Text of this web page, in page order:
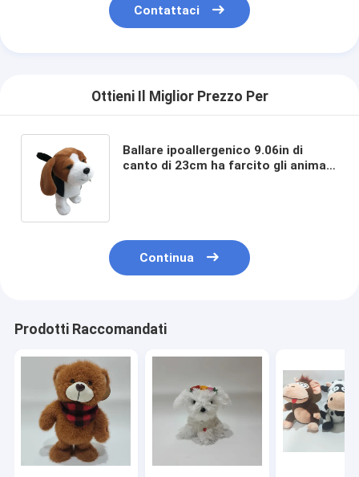
Contattaci
Ottieni Il Miglior Prezzo Per
Ballare ipoallergenico 9.06in di
canto di 23cm ha farcito gli animali
Continua
Prodotti Raccomandati